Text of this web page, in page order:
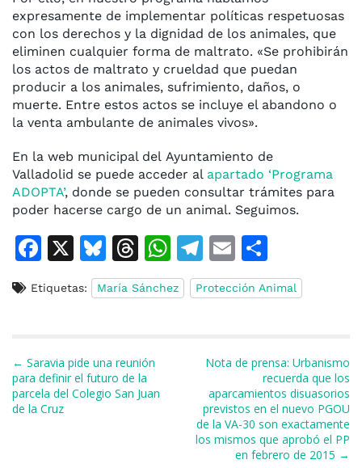
expresamente de implementar políticas respetuosas
con los derechos y la dignidad de los animales, que
eliminen cualquier forma de maltrato. «Se prohibirán
los actos de maltrato y crueldad que puedan
producir a los animales, sufrimiento, daños, o
muerte. Entre estos actos se incluye el abandono o
la venta ambulante de animales vivos».
En la web municipal del Ayuntamiento de
Valladolid se puede acceder al apartado ‘Programa
ADOPTA’, donde se pueden consultar trámites para
poder hacerse cargo de un animal. Seguimos.
F
c
b
o
o
X
Bl
u
e
y
T
h
re
d
s
W
h
at
T
el
e
a
E
m
ai
o
m
ti
r
Etiquetas: María Sánchez Protección Animal
Navegación de entradas
← Saravia pide una reunión
para definir el futuro de la
parcela del Colegio San Juan
de la Cruz
Nota de prensa: Urbanismo
recuerda que los
aparcamientos disuasorios
previstos en el nuevo PGOU
de la VA-30 son exactamente
los mismos que aprobó el PP
en febrero de 2015 →